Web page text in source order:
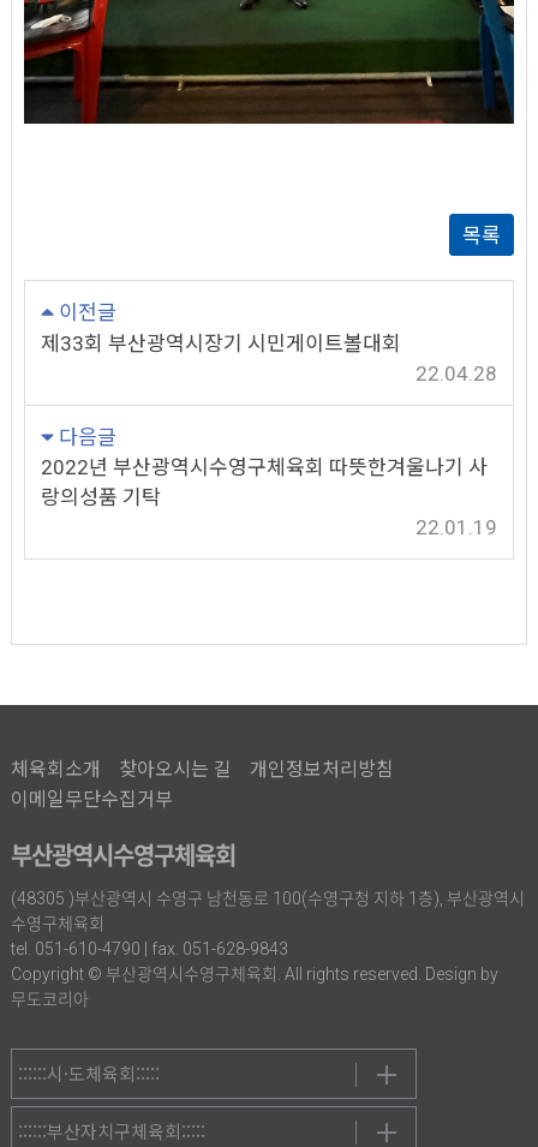
목록
이전글
제33회 부산광역시장기 시민게이트볼대회
22.04.28
다음글
2022년 부산광역시수영구체육회 따뜻한겨울나기 사
랑의성품 기탁
22.01.19
체육회소개 찾아오시는 길
개인정보처리방침
이메일무단수집거부
부산광역시수영구체육회
(48305 )부산광역시 수영구 남천동로 100(수영구청 지하 1층), 부산광역시
수영구체육회
tel. 051-610-4790 | fax. 051-628-9843
Copyright © 부산광역시수영구체육회. All rights reserved. Design by
무도코리아